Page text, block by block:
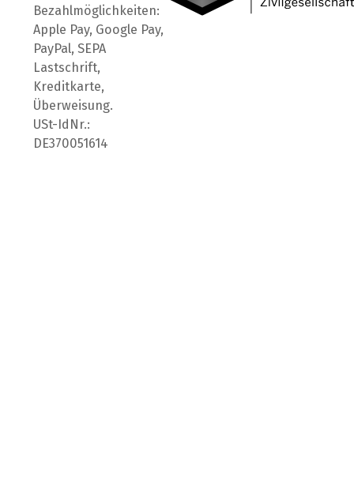
Bezahlmöglichkeiten:
Apple Pay, Google Pay,
PayPal, SEPA
Lastschrift,
Kreditkarte,
Überweisung.
USt-IdNr.:
DE370051614